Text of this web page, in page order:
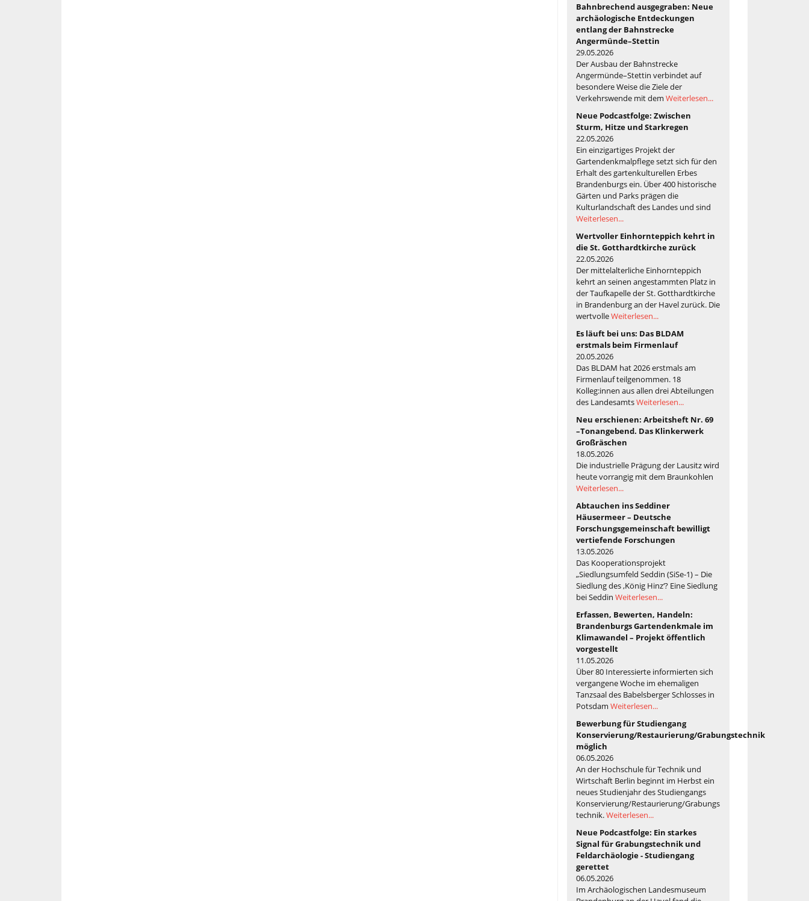
Bahnbrechend ausgegraben: Neue
archäologische Entdeckungen
entlang der Bahnstrecke
Angermünde–Stettin
29.05.2026
Der Ausbau der Bahnstrecke
Angermünde–Stettin verbindet auf
besondere Weise die Ziele der
Verkehrswende mit dem Weiterlesen...
Neue Podcastfolge: Zwischen
Sturm, Hitze und Starkregen
22.05.2026
Ein einzigartiges Projekt der
Gartendenkmalpflege setzt sich für den
Erhalt des gartenkulturellen Erbes
Brandenburgs ein. Über 400 historische
Gärten und Parks prägen die
Kulturlandschaft des Landes und sind
Weiterlesen...
Wertvoller Einhornteppich kehrt in
die St. Gotthardtkirche zurück
22.05.2026
Der mittelalterliche Einhornteppich
kehrt an seinen angestammten Platz in
der Taufkapelle der St. Gotthardtkirche
in Brandenburg an der Havel zurück. Die
wertvolleWeiterlesen...
Es läuft bei uns: Das BLDAM
erstmals beim Firmenlauf
20.05.2026
Das BLDAM hat 2026 erstmals am
Firmenlauf teilgenommen. 18
Kolleg:innen aus allen drei Abteilungen
des LandesamtsWeiterlesen...
Neu erschienen: Arbeitsheft Nr. 69
–Tonangebend. Das Klinkerwerk
Großräschen
18.05.2026
Die industrielle Prägung der Lausitz wird
heute vorrangig mit dem Braunkohlen
Weiterlesen...
Abtauchen ins Seddiner
Häusermeer – Deutsche
Forschungsgemeinschaft bewilligt
vertiefende Forschungen
13.05.2026
Das Kooperationsprojekt
„Siedlungsumfeld Seddin (SiSe-1) – Die
Siedlung des ‚König Hinz‘? Eine Siedlung
bei Seddin Weiterlesen...
Erfassen, Bewerten, Handeln:
Brandenburgs Gartendenkmale im
Klimawandel – Projekt öffentlich
vorgestellt
11.05.2026
Über 80 Interessierte informierten sich
vergangene Woche im ehemaligen
Tanzsaal des Babelsberger Schlosses in
Potsdam Weiterlesen...
Bewerbung für Studiengang
Konservierung/Restaurierung/Grabungstechnik
möglich
06.05.2026
An der Hochschule für Technik und
Wirtschaft Berlin beginnt im Herbst ein
neues Studienjahr des Studiengangs
Konservierung/Restaurierung/Grabungs
technik.Weiterlesen...
Neue Podcastfolge: Ein starkes
Signal für Grabungstechnik und
Feldarchäologie - Studiengang
gerettet
06.05.2026
Im Archäologischen Landesmuseum